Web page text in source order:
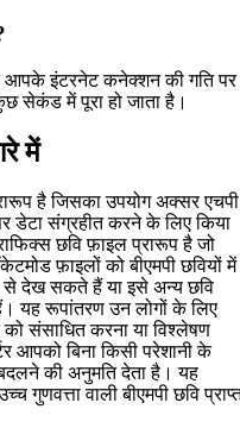
इंटरनेट कनेक्शन की गति पर
सेकंड में पूरा हो जाता है।
में
है जिसका उपयोग अक्सर एचपी
संग्रहीत करने के लिए किया
छवि फ़ाइल प्रारूप है जो
फ़ाइलों को बीएमपी छवियों में
से देख सकते हैं या इसे अन्य छवि
यह रूपांतरण उन लोगों के लिए
संसाधित करना या विश्लेषण
आपको बिना किसी परेशानी के
की अनुमति देता है। यह
वाली बीएमपी छवि